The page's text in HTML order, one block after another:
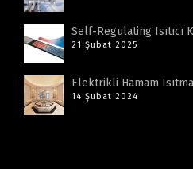
Self-Regulating Isıtıcı
21 Şubat 2025
Elektrikli Hamam Isıtma
14 Şubat 2024